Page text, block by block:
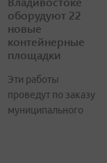
оборудуют 22
новые
контейнерные
площадки
Эти работы
проведут по заказу
муниципального